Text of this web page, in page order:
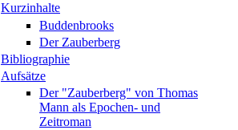
Kurzinhalte
Buddenbrooks
Der Zauberberg
Bibliographie
Aufsätze
Der "Zauberberg" von Thomas
Mann als Epochen- und
Zeitroman